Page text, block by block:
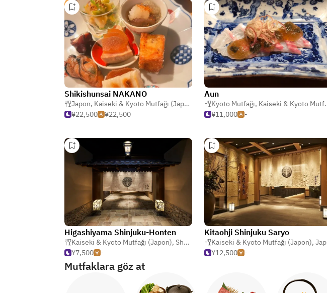
Shikishunsai NAKANO
Japon, Kaiseki & Kyoto Mutfağı (Japon)
Kappo (Geleneksel Japon)
¥22,500
¥22,500
Aun
Kyoto Mutfağı, Kaiseki & Kyoto Mutfağı (Japon)
¥11,000
-
Higashiyama Shinjuku-Honten
Kaiseki & Kyoto Mutfağı (Japon), Shabu Shabu (Sıcak Çömlek) ,Sukiyaki
¥7,500
-
Kitaohji Shinjuku Saryo
Kaiseki & Kyoto Mutfağı (Japon), Japon
¥12,500
-
Mutfaklara göz at